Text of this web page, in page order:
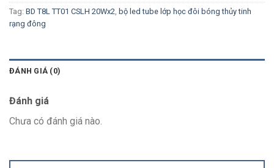
Tag: BD T8L TT01 CSLH 20Wx2 bộ led tube lớp học đôi bóng thủy tinh
rạng đông
ĐÁNH GIÁ (0)
Đánh giá
Chưa có đánh giá nào.